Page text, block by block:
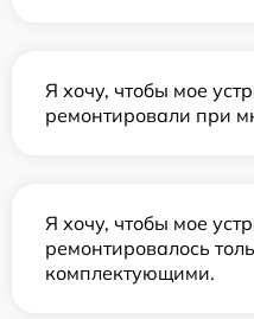
Я хочу, чтобы мое
ремонтировали при
Я хочу, чтобы мое
ремонтировалось
комплектующими.